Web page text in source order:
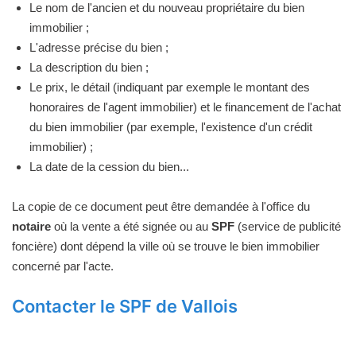
Le nom de l'ancien et du nouveau propriétaire du bien
immobilier ;
L'adresse précise du bien ;
La description du bien ;
Le prix, le détail (indiquant par exemple le montant des
honoraires de l'agent immobilier) et le financement de l'achat
du bien immobilier (par exemple, l'existence d'un crédit
immobilier) ;
La date de la cession du bien...
La copie de ce document peut être demandée à l'office du
notaire où la vente a été signée ou au SPF (service de publicité
foncière) dont dépend la ville où se trouve le bien immobilier
concerné par l'acte.
Contacter le SPF de Vallois